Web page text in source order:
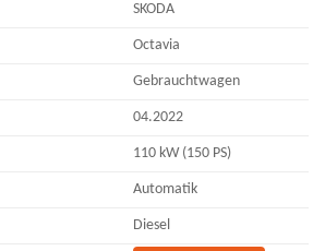
SKODA
Octavia
Gebrauchtwagen
04.2022
110 kW (150 PS)
Automatik
Diesel